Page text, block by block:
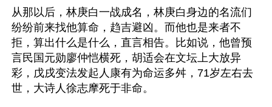
从那以后，林庚白一战成名，林庚白身边的名流们
纷纷前来找他算命，趋吉避凶。而他也是来者不
拒，算出什么是什么，直言相告。比如说，他曾预
言民国元勋廖仲恺横死，胡适会在文坛上大放异
彩，戊戌变法发起人康有为命运多舛，71岁左右去
世，大诗人徐志摩死于非命。